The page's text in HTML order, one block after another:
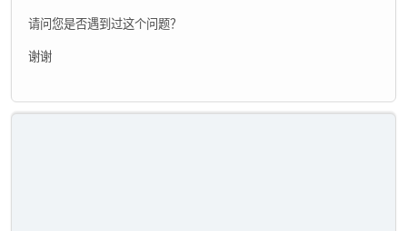
请问您是否遇到过这个问题？
谢谢